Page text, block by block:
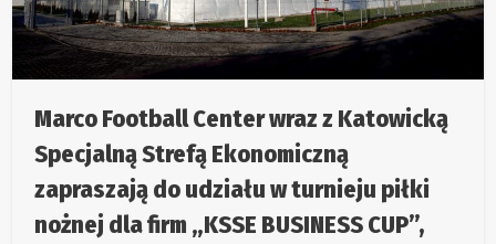
Marco Football Center wraz z Katowicką
Specjalną Strefą Ekonomiczną
zapraszają do udziału w turnieju piłki
nożnej dla firm „KSSE BUSINESS CUP”,